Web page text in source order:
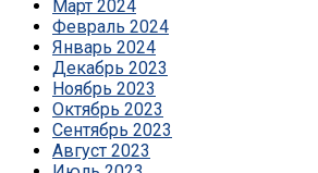
Март 2024
Февраль 2024
Январь 2024
Декабрь 2023
Ноябрь 2023
Октябрь 2023
Сентябрь 2023
Август 2023